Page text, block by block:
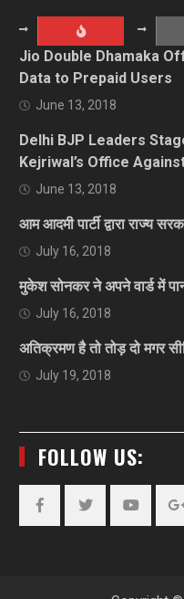
Jio Double Dhamaka
Data to Prepaid Users
June 13, 2018
Delhi BJP Leaders
Kejriwal’s Office
June 13, 2018
आम आदमी पार्टी द्वारा राज्य
July 16, 2018
मुकेश सोनकर ने अपने वार्ड में
July 16, 2018
अतिक्रमण है तो तोड़ दो मगर
July 19, 2018
FOLLOW US: